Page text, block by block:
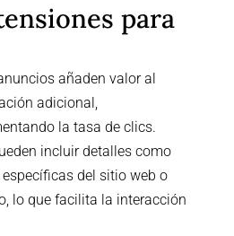
para
añaden valor al
adicional,
la tasa de clics.
incluir detalles como
del sitio web o
lo que facilita la interacción